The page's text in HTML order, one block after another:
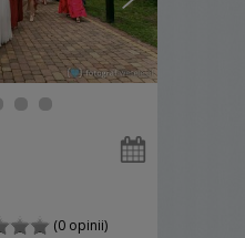
(0 opinii)